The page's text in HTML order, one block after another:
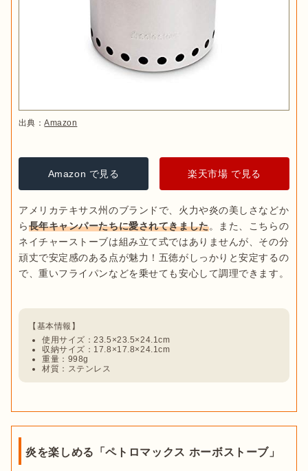
出典：Amazon
Amazon で見る 楽天市場 で見る
アメリカテキサス州のブランドで、火力や炎の美しさなどか
ら長年キャンパーたちに愛されてきました。また、こちらの
ネイチャーストーブは組み立て式ではありませんが、その分
頑丈で安定感のある点が魅力！五徳がしっかりと安定するの
で、重いフライパンなどを乗せても安心して調理できます。
使用サイズ：23.5×23.5×24.1cm
収納サイズ：17.8×17.8×24.1cm
重量：998g
材質：ステンレス
炎を楽しめる「ペトロマックス ホーボストーブ」